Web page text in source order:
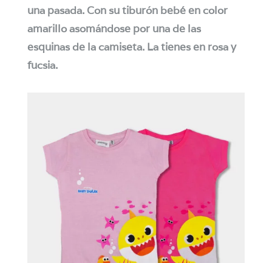
una pasada. Con su tiburón bebé en color
amarillo asomándose por una de las
esquinas de la camiseta. La tienes en rosa y
fucsia.